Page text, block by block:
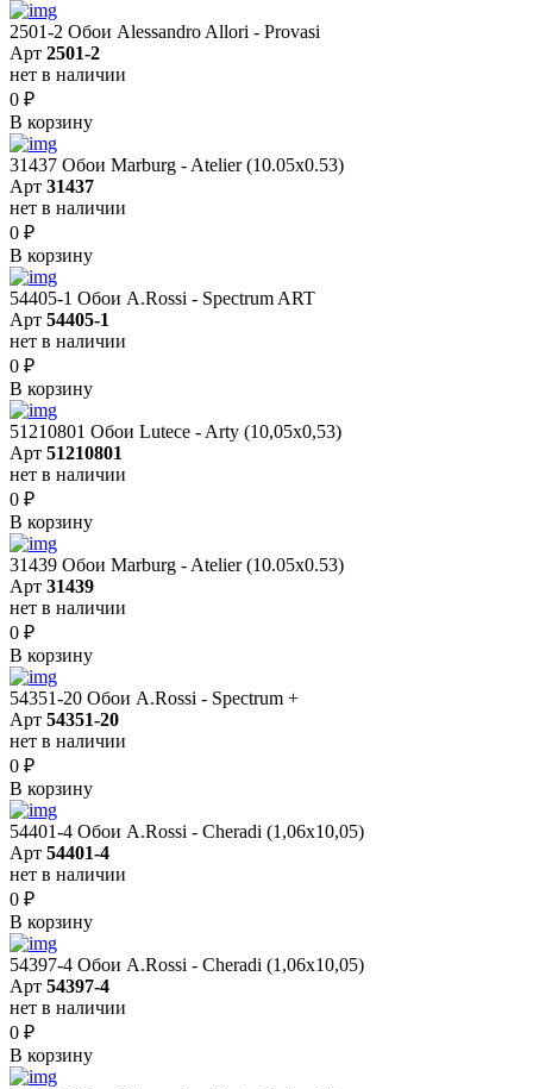
2501-2 Обои Alessandro Allori - Provasi
Арт 2501-2
нет в наличии
0 ₽
В корзину
31437 Обои Marburg - Atelier (10.05х0.53)
Арт 31437
нет в наличии
0 ₽
В корзину
54405-1 Обои A.Rossi - Spectrum ART
Арт 54405-1
нет в наличии
0 ₽
В корзину
51210801 Обои Lutece - Arty (10,05x0,53)
Арт 51210801
нет в наличии
0 ₽
В корзину
31439 Обои Marburg - Atelier (10.05х0.53)
Арт 31439
нет в наличии
0 ₽
В корзину
54351-20 Обои A.Rossi - Spectrum +
Арт 54351-20
нет в наличии
0 ₽
В корзину
54401-4 Обои A.Rossi - Cheradi (1,06x10,05)
Арт 54401-4
нет в наличии
0 ₽
В корзину
54397-4 Обои A.Rossi - Cheradi (1,06x10,05)
Арт 54397-4
нет в наличии
0 ₽
В корзину